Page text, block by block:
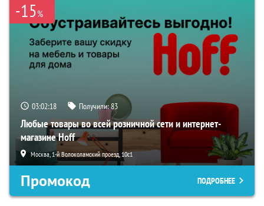
-15%
03:02:17 Получили:83
Любые товары во всей розничной сети и интернет-
магазине Hoff
Москва, 1-й Волоколамский проезд, 10с1
Промокод ПОДРОБНЕЕ